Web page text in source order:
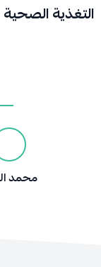
التغذية الصحية
محمد